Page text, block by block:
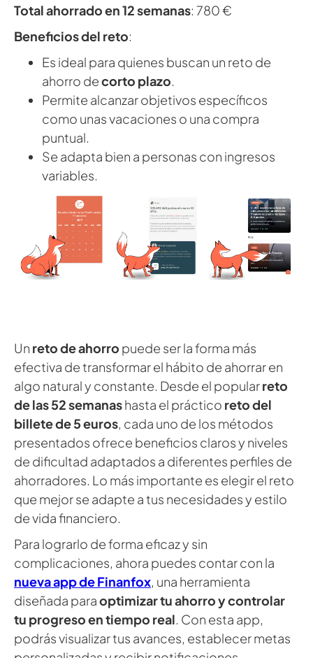
Total ahorrado en 12 semanas: 780 €
Beneficios del reto:
Es ideal para quienes buscan un reto de
ahorro decorto plazo.
Permite alcanzar objetivos específicos
como unas vacaciones o una compra
puntual.
Se adapta bien a personas con ingresos
variables.
Un reto de ahorro puede ser la forma más
efectiva de transformar el hábito de ahorrar en
algo natural y constante. Desde el popularreto
de las 52 semanashasta el práctico reto del
billete de 5 euros, cada uno de los métodos
presentados ofrece beneficios claros y niveles
de dificultad adaptados a diferentes perfiles de
ahorradores. Lo más importante es elegir el reto
que mejor se adapte a tus necesidades y estilo
de vida financiero.
Para lograrlo de forma eficaz y sin
complicaciones, ahora puedes contar con la
nueva app de Finanfox, una herramienta
diseñada paraoptimizar tu ahorro y controlar
tu progreso en tiempo real. Con esta app,
podrás visualizar tus avances, establecer metas